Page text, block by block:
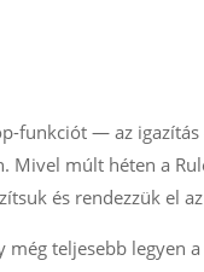
funkciót — az
múlt héten a
és rendezzük el
még teljesebb legyen a